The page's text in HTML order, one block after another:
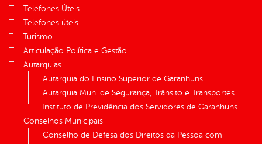
Telefones Úteis
Telefones úteis
Turismo
Articulação Política e Gestão
Autarquias
Autarquia do Ensino Superior de Garanhuns
Autarquia Mun. de Segurança, Trânsito e Transportes
Instituto de Previdência dos Servidores de Garanhuns
Conselhos Municipais
Conselho de Defesa dos Direitos da Pessoa com